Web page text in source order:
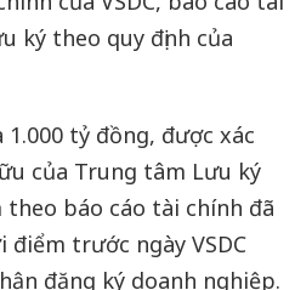
ký theo quy định của
1.000 tỷ đồng, được xác
của Trung tâm Lưu ký
theo báo cáo tài chính đã
trước ngày VSDC
đăng ký doanh nghiệp.